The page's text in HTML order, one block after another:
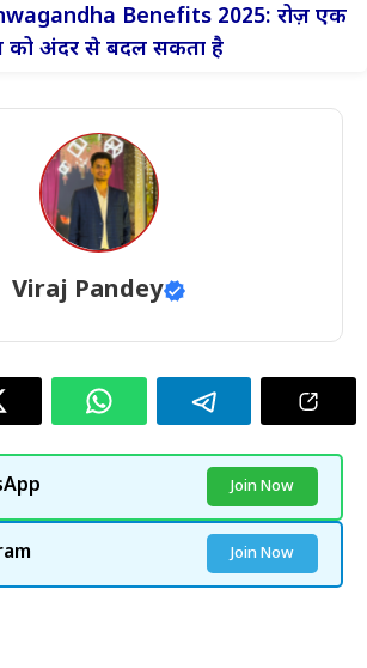
Benefits 2025: रोज़ एक
को अंदर से बदल सकता है
Viraj Pandey
Join Now
Join Now